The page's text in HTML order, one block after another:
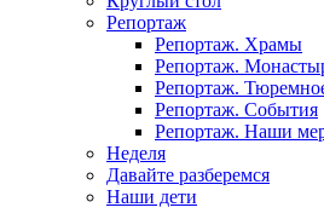
Репортаж
Репортаж. Храмы
Репортаж.
Репортаж.
Репортаж. События
Репортаж. Наши
Неделя
Давайте разберемся
Наши дети